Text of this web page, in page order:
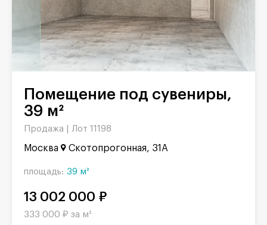
Помещение под сувениры,
39 м²
Продажа | Лот 11198
Москва Скотопрогонная, 31А
площадь: 39 м²
13 002 000 ₽
333 000 ₽ за м²